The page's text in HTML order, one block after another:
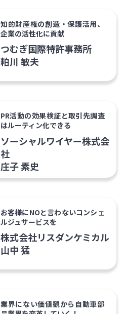
知的財産権の創造・保護活用、
企業の活性化に貢献
つむぎ国際特許事務所
粕川 敏夫
PR活動の効果検証と取引先調査
はルーティン化できる
ソーシャルワイヤー株式会
社
庄子 素史
お客様にNOと言わないコンシェ
ルジュサービスを
株式会社リスダンケミカル
山中 猛
業界にない価値観から自動車部